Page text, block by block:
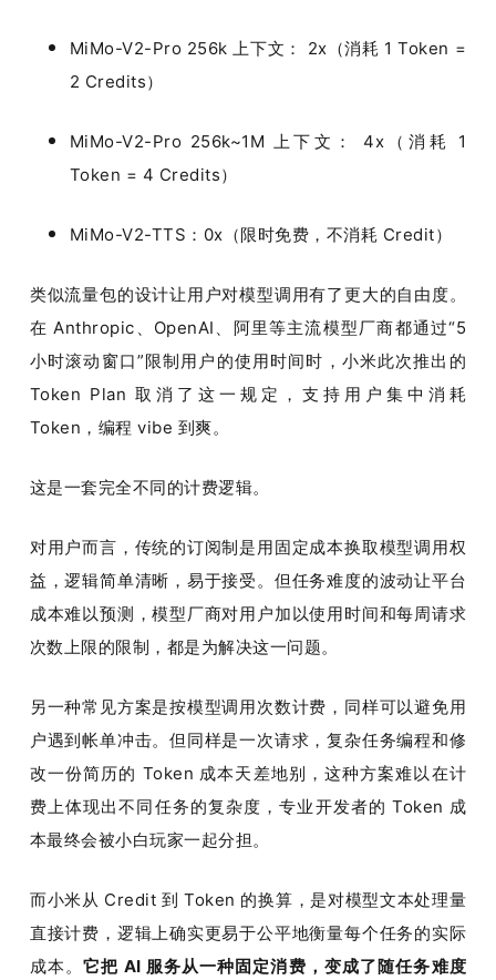
GAIR
题
爱
MiMo-V2-Pro 256k 上下文： 2x（消耗 1 Token =
2 Credits）
MiMo-V2-Pro 256k~1M 上下文： 4x（消耗 1
Token = 4 Credits）
MiMo-V2-TTS：0x（限时免费，不消耗 Credit）
类似流量包的设计让用户对模型调用有了更大的自由度。
在 Anthropic、OpenAI、阿里等主流模型厂商都通过“5
小时滚动窗口”限制用户的使用时间时，小米此次推出的
Token Plan 取消了这一规定，支持用户集中消耗
Token，编程 vibe 到爽。
这是一套完全不同的计费逻辑。
对用户而言，传统的订阅制是用固定成本换取模型调用权
益，逻辑简单清晰，易于接受。但任务难度的波动让平台
成本难以预测，模型厂商对用户加以使用时间和每周请求
次数上限的限制，都是为解决这一问题。
另一种常见方案是按模型调用次数计费，同样可以避免用
户遇到帐单冲击。但同样是一次请求，复杂任务编程和修
改一份简历的 Token 成本天差地别，这种方案难以在计
费上体现出不同任务的复杂度，专业开发者的 Token 成
本最终会被小白玩家一起分担。
而小米从 Credit 到 Token 的换算，是对模型文本处理量
直接计费，逻辑上确实更易于公平地衡量每个任务的实际
成本。它把 AI 服务从一种固定消费，变成了随任务难度